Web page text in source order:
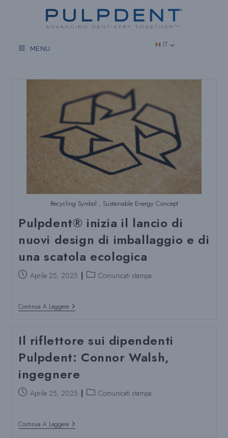
MENU IT
Recycling Symbol , Sustainable Energy Concept
Pulpdent® inizia il lancio di
nuovi design di imballaggio e di
una scatola ecologica
Post Aprile 25, 2025
Categoria
Comunicati stampa
Continua A LeggerePulpdent®
Inizia
Di
Nuovi
Design
Di
Imballaggio
E
Una
Il riflettore sui dipendenti
Pulpdent: Connor Walsh,
ingegnere
Post Aprile 25, 2025
Categoria
Comunicati stampa
Continua A LeggereIl
Riflettore